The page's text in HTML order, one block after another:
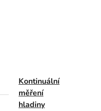
Kontinuální
měření
hladiny